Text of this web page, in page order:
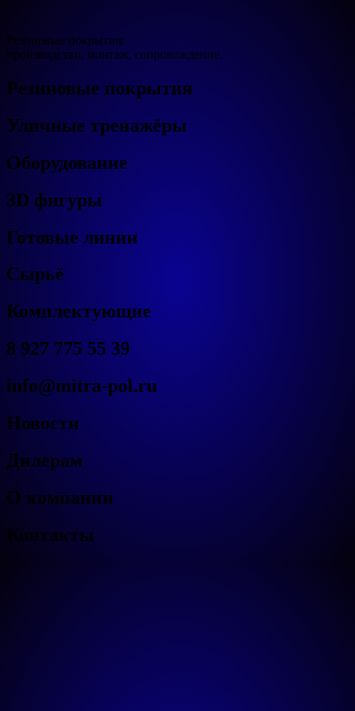
Резиновые покрытия:
производство, монтаж, сопровождение.
Резиновые покрытия
Уличные тренажёры
Оборудование
3D фигуры
Готовые линии
Сырьё
Комплектующие
8 927 775 55 39
info@mitra-pol.ru
Новости
Дилерам
О компании
Контакты